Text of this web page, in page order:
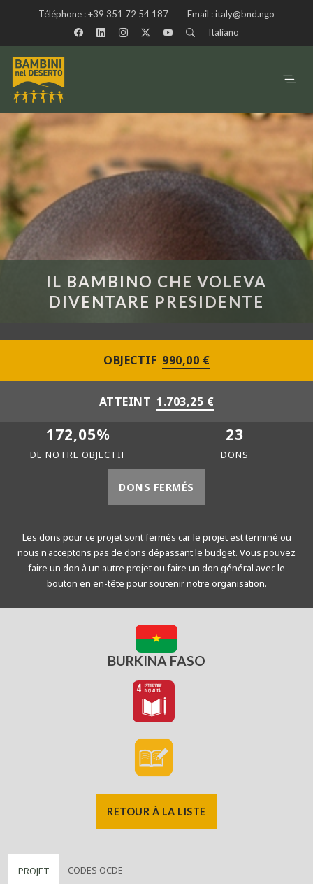
Téléphone :+39 351 72 54 187 Email :italy@bnd.ngo
Italiano
IL BAMBINO CHE VOLEVA
DIVENTARE PRESIDENTE
OBJECTIF 990,00 €
ATTEINT 1.703,25 €
172,05%
DE NOTRE OBJECTIF
23
DONS
DONS FERMÉS
Les dons pour ce projet sont fermés car le projet est terminé ou
nous n'acceptons pas de dons dépassant le budget. Vous pouvez
faire un don à un autre projet ou faire un don général avec le
bouton en en-tête pour soutenir notre organisation.
BURKINA FASO
RETOUR À LA LISTE
PROJET CODES OCDE